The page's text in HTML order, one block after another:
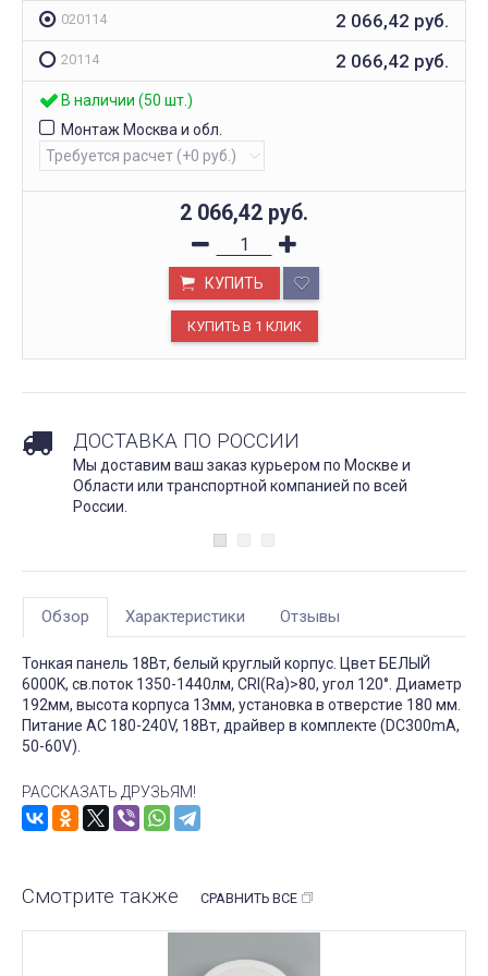
020114 2 066,42 руб.
20114 2 066,42 руб.
В наличии (50 шт.)
Монтаж Москва и обл.
2 066,42 руб.
КУПИТЬ
ДОСТАВКА ПО РОССИИ
Мы доставим ваш заказ курьером по Москве и
Области или транспортной компанией по всей
России.
Обзор Характеристики Отзывы
Тонкая панель 18Вт, белый круглый корпус. Цвет БЕЛЫЙ
6000K, св.поток 1350-1440лм, CRI(Ra)>80, угол 120°. Диаметр
192мм, высота корпуса 13мм, установка в отверстие 180 мм.
Питание AC 180-240V, 18Вт, драйвер в комплекте (DC300mA,
50-60V).
РАССКАЗАТЬ ДРУЗЬЯМ!
Смотрите также СРАВНИТЬ ВСЕ